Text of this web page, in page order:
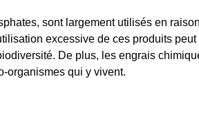
sont largement utilisés en
excessive de ces produits
De plus, les engrais
organismes qui y vivent.